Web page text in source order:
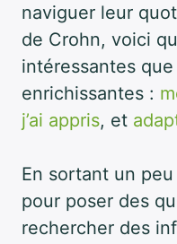
naviguer leur
de Crohn, voici
intéressantes que
enrichissantes :
j’ai appris, et
En sortant un
pour poser des
rechercher des